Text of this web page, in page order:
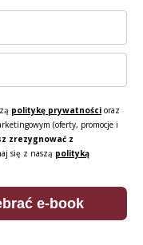
politykę prywatności oraz
(oferty, promocje i
zrezygnować z
się z naszą polityką
e-book